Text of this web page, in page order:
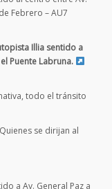
Febrero – AU7
Illia sentido a
Puente Labruna.
todo el tránsito
Quienes se dirijan al
a Av. General Paz a